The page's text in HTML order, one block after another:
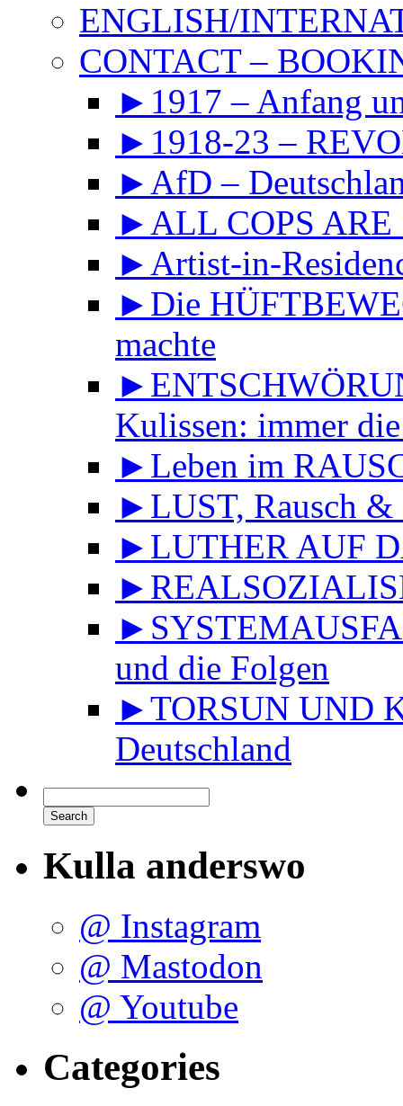
ENGLISH/
CONTACT –
►1917 – Anfang
►1918-23 –
►AfD –
►ALL COPS ARE
►Artist-in-
►Die
machte
Kulissen: immer
►Leben im
►LUST, Rausch
►LUTHER AUF
und die Folgen
►TORSUN UND
Deutschland
Kulla anderswo
@ Instagram
@ Mastodon
@ Youtube
Categories